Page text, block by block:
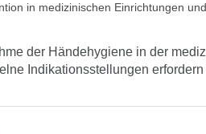
in medizinischen Einrichtungen
der Händehygiene in der
Indikationsstellungen